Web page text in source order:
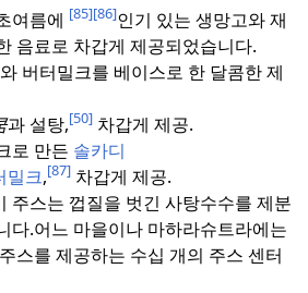
여름에 [85][86]인기 있는 생망고와 재
음료로 차갑게 제공되었습니다.
와 버터밀크를 베이스로 한 달콤한 제
과 설탕,[50]차갑게 제공.
로 만든 솔카디
밀크,[87]차갑게 제공.
주스는 껍질을 벗긴 사탕수수를 제분
다.어느 마을이나 마하라슈트라에는
스를 제공하는 수십 개의 주스 센터